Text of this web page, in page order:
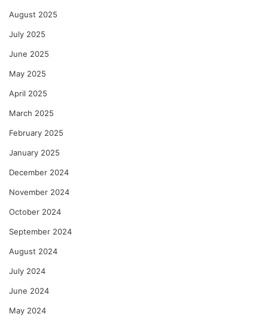
August 2025
July 2025
June 2025
May 2025
April 2025
March 2025
February 2025
January 2025
December 2024
November 2024
October 2024
September 2024
August 2024
July 2024
June 2024
May 2024